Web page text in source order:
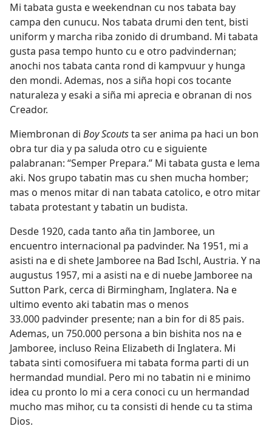
Mi tabata gusta e weekendnan cu nos tabata bay
campa den cunucu. Nos tabata drumi den tent, bisti
uniform y marcha riba zonido di drumband. Mi tabata
gusta pasa tempo hunto cu e otro padvindernan;
anochi nos tabata canta rond di kampvuur y hunga
den mondi. Ademas, nos a siña hopi cos tocante
naturaleza y esaki a siña mi aprecia e obranan di nos
Creador.
Miembronan di Boy Scoutsta ser anima pa haci un bon
obra tur dia y pa saluda otro cu e siguiente
palabranan: “Semper Prepara.” Mi tabata gusta e lema
aki. Nos grupo tabatin mas cu shen mucha homber;
mas o menos mitar di nan tabata catolico, e otro mitar
tabata protestant y tabatin un budista.
Desde 1920, cada tanto aña tin Jamboree, un
encuentro internacional pa padvinder. Na 1951, mi a
asisti na e di shete Jamboree na Bad Ischl, Austria. Y na
augustus 1957, mi a asisti na e di nuebe Jamboree na
Sutton Park, cerca di Birmingham, Inglatera. Na e
ultimo evento aki tabatin mas o menos
33.000 padvinder presente; nan a bin for di 85 pais.
Ademas, un 750.000 persona a bin bishita nos na e
Jamboree, incluso Reina Elizabeth di Inglatera. Mi
tabata sinti comosifuera mi tabata forma parti di un
hermandad mundial. Pero mi no tabatin ni e minimo
idea cu pronto lo mi a cera conoci cu un hermandad
mucho mas mihor, cu ta consisti di hende cu ta stima
Dios.